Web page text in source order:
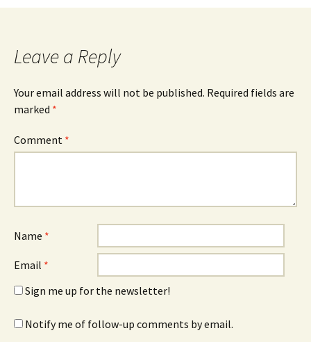
Leave a Reply
Your email address will not be published. Required fields are
marked *
Comment *
Name *
Email *
Sign me up for the newsletter!
Notify me of follow-up comments by email.